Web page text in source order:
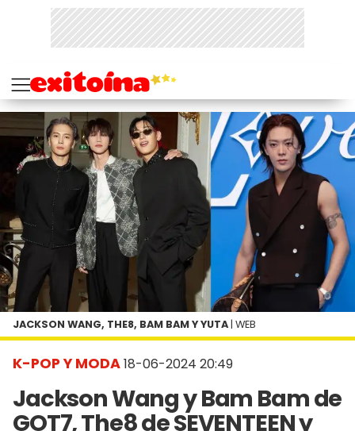
K-POP Y MODA18-06-2024 20:49
Jackson Wang y Bam Bam de
GOT7, The8 de SEVENTEEN y
JACKSON WANG, THE8, BAM BAM Y YUTA | WEB